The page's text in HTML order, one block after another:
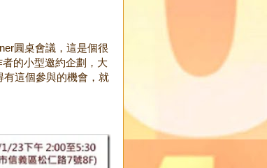
圓桌會議，這是個很
的小型邀約企劃，大
這個參與的機會，就